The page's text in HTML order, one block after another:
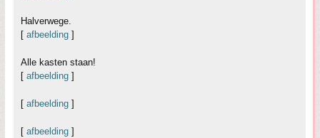
Halverwege.
[ afbeelding ]
Alle kasten staan!
[ afbeelding ]
[ afbeelding ]
[ afbeelding ]